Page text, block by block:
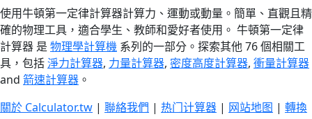
使用牛頓第一定律計算器計算力、運動或動量。簡單、直觀且精
確的物理工具，適合學生、教師和愛好者使用。 牛頓第一定律
計算器 是 物理學計算機 系列的一部分。探索其他 76 個相關工
具，包括淨力計算器, 力量計算器, 密度高度計算器, 衝量計算器
and 箭速計算器 。
關於 Calculator.tw | 聯絡我們 | 热门计算器 | 网站地图 | 轉換